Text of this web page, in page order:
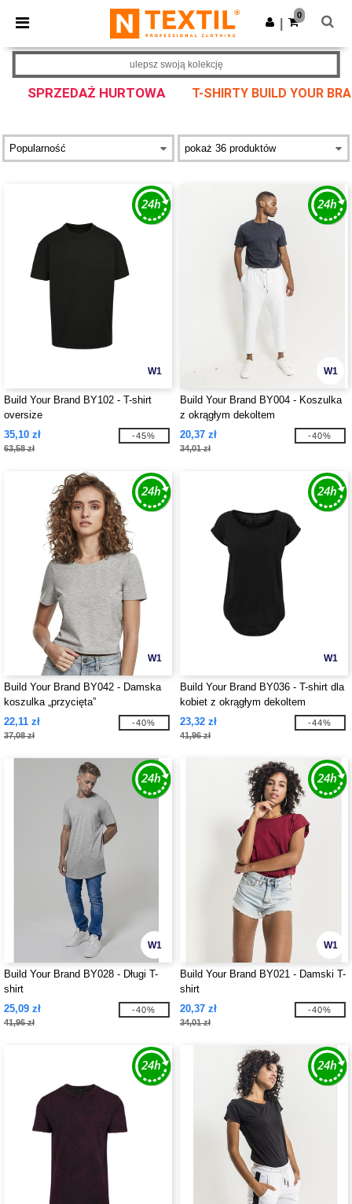
× Aplikacja Ntextil
Lepsze ceny w aplikacji!
Pobierz app
0
SPRZEDAŻ HURTOWA T-SHIRTY BUILD YOUR
ulepsz swoją kolekcję
W1
Build Your Brand BY102 - T-shirt
oversize
35,10 zł
63,58 zł
-45%
W1
Build Your Brand BY004 - Koszulka
z okrągłym dekoltem
20,37 zł
34,01 zł
-40%
W1
Build Your Brand BY042 - Damska
koszulka „przycięta”
22,11 zł
37,08 zł
-40%
W1
Build Your Brand BY036 - T-shirt dla
kobiet z okrągłym dekoltem
23,32 zł
41,96 zł
-44%
W1
Build Your Brand BY028 - Długi T-
shirt
25,09 zł
41,96 zł
-40%
W1
Build Your Brand BY021 - Damski T-
shirt
20,37 zł
34,01 zł
-40%